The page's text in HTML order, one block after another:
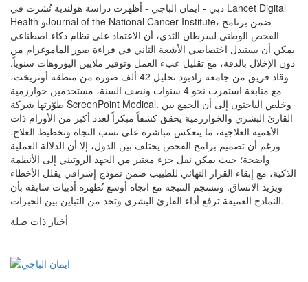
دبي - ايمان الباجي - أظهرت دراسة هولندية نُشرت في Lancet Digital
Health وJournal of the National Cancer Institute، ضمن برنامج
الفحص الوطني لسرطان الثدي، أن الاعتماد على نظام ذكاء اصطناعي
يمكن أن يستبدل اختصاصي الأشعة الثاني في قراءة صور الماموغرام من
دون الإخلال بالدقة، مع تقليل عبء العمل وتوفير ملايين اليوروهات سنوياً.
وقاد فريق من جامعة رادبود تحليل 42 ألف صورة من منطقة أوتريخت،
مع متابعة استمرت نحو 4 سنوات ونصف السنة، مستخدمين خوارزمية
طوّرتها شركة ScreenPoint Medical. وخلص الباحثون إلى أن الجمع بين
القارئ البشري والخوارزمية يحقق كشفاً مبكراً لعدد أكبر من الأورام ذات
الأهمية العلاجية، ما ينعكس مباشرة على نسب النجاة وتخطيط العلاج.
ورغم أن تصميم برامج الفحص يختلف بين الدول، إلا أن الدلالة العملية
واضحة؛ حيث يمكن نقل جزء معتبر من الجهد الروتيني إلى الأنظمة
الذكية، مع إبقاء القرار النهائي للطبيب ضمن نموذج إشرافي يقلل الأخطاء
ويزيد الاتساق. وتنسجم النتيجة مع اتجاه أوسع تُظهره أدبيات سابقة بأن
النماذج العميقة ترفع أداء القارئ البشري وتحد من التباين بين الخبرات.
أخبار ذات صلة